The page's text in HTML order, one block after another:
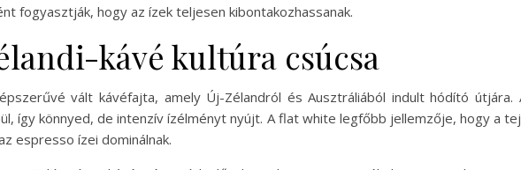
fogyasztják, hogy az ízek teljesen kibontakozhassanak.
kávé kultúra csúcsa
vált kávéfajta, amely Új-Zélandról és Ausztráliából indult hódító
így könnyed, de intenzív ízélményt nyújt. A flat white legfőbb jellemzője, hogy a
espresso ízei dominálnak.